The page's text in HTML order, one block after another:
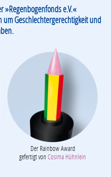
»Regenbogenfonds e.V.«
Geschlechtergerechtigkeit und
Der Rainbow Award
gefertigt vonCosima Hühnlein